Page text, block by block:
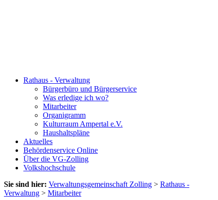
Rathaus - Verwaltung
Bürgerbüro und Bürgerservice
Was erledige ich wo?
Mitarbeiter
Organigramm
Kulturraum Ampertal e.V.
Haushaltspläne
Aktuelles
Behördenservice Online
Über die VG-Zolling
Volkshochschule
Sie sind hier: Verwaltungsgemeinschaft Zolling > Rathaus -
Verwaltung > Mitarbeiter